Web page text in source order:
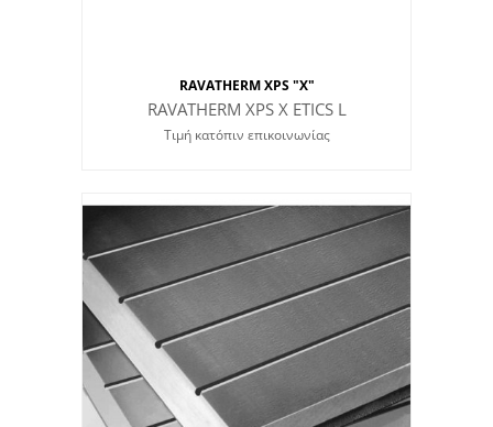
RAVATHERM XPS "X"
RAVATHERM XPS X ETICS L
Τιμή κατόπιν επικοινωνίας